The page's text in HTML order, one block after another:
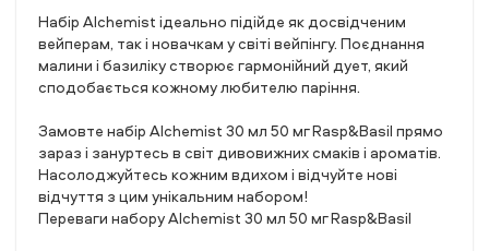
Набір Alchemist ідеально підійде як досвідченим
вейперам, так і новачкам у світі вейпінгу. Поєднання
малини і базиліку створює гармонійний дует, який
сподобається кожному любителю паріння.
Замовте набір Alchemist 30 мл 50 мг Rasp&Basil прямо
зараз і зануртесь в світ дивовижних смаків і ароматів.
Насолоджуйтесь кожним вдихом і відчуйте нові
відчуття з цим унікальним набором!
Переваги набору Alchemist 30 мл 50 мг Rasp&Basil